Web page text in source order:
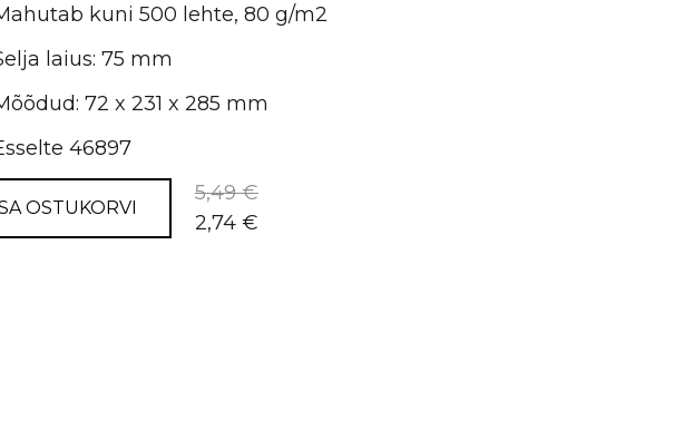
kuni 500 lehte, 80 g/m2
laius: 75 mm
72 x 231 x 285 mm
46897
OSTUKORVI
5,49 €
2,74 €